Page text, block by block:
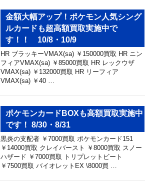
金額大幅アップ！ポケモン人気シング
ルカードも超高額買取実施中で
す！！ 10/8・10/9
HR ブラッキーVMAX(sa) ￥150000買取 HR ニン
フィアVMAX(sa) ￥85000買取 HR レックウザ
VMAX(sa) ￥132000買取 HR リーフィア
VMAX(sa) ￥40 …
ポケモンカードBOXも高額買取実施中
です！ 8/30・8/31
黒炎の支配者 ￥7000買取 ポケモンカード151
￥14000買取 クレイバースト ￥8000買取 スノー
ハザード ￥7000買取 トリプレットビート
￥7500買取 バイオレットEX \8000買 …